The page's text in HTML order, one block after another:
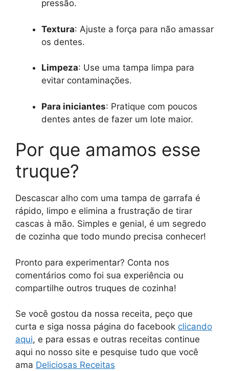
pressão.
Textura: Ajuste a força para não amassar
os dentes.
Limpeza: Use uma tampa limpa para
evitar contaminações.
Para iniciantes: Pratique com poucos
dentes antes de fazer um lote maior.
Por que amamos esse
truque?
Descascar alho com uma tampa de garrafa é
rápido, limpo e elimina a frustração de tirar
cascas à mão. Simples e genial, é um segredo
de cozinha que todo mundo precisa conhecer!
Pronto para experimentar? Conta nos
comentários como foi sua experiência ou
compartilhe outros truques de cozinha!
Se você gostou da nossa receita, peço que
curta e siga nossa página do facebook clicando
aqui, e para essas e outras receitas continue
aqui no nosso site e pesquise tudo que você
ama Deliciosas Receitas